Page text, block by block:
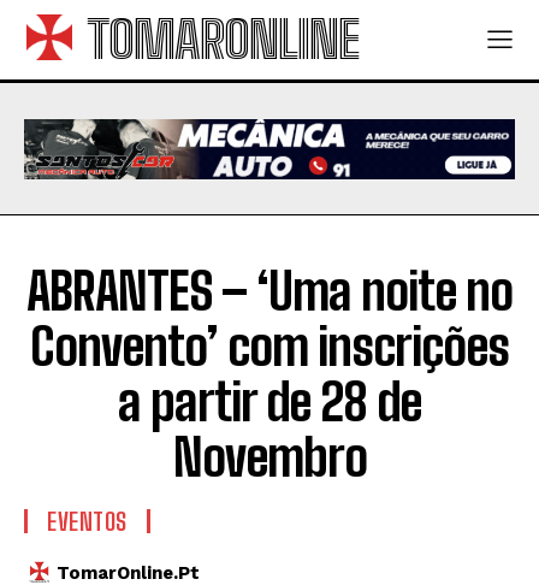
TOMARONLINE
ABRANTES – ‘Uma noite no
Convento’ com inscrições
a partir de 28 de
Novembro
EVENTOS
TomarOnline.pt